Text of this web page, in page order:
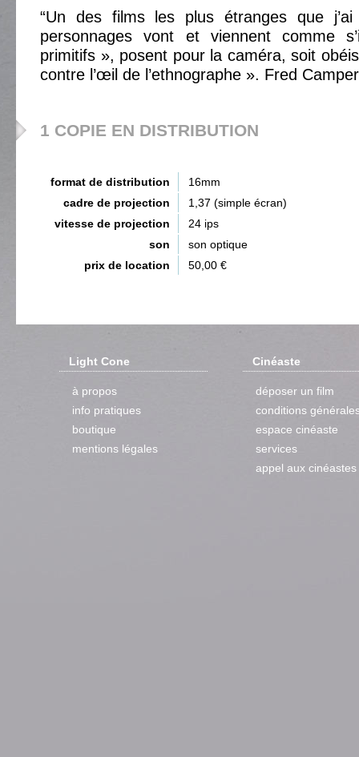
“Un des films les plus étranges que
personnages vont et viennent comme
primitifs », posent pour la caméra, soit
contre l’œil de l’ethnographe ». Fred
1 COPIE EN DISTRIBUTION
format de distribution
16mm
cadre de projection
1,37 (simple écran)
vitesse de projection
24 ips
son
son optique
prix de location
50,00 €
Light Cone
à propos
info pratiques
boutique
mentions légales
Cinéaste
déposer un film
conditions
espace cinéaste
services
appel aux cinéastes